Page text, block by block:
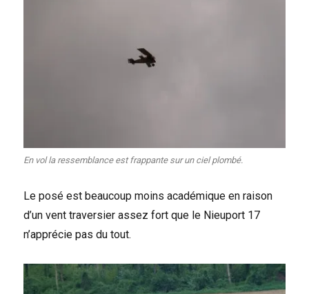
En vol la ressemblance est frappante sur un ciel plombé.
Le posé est beaucoup moins académique en raison
d’un vent traversier assez fort que le Nieuport 17
n’apprécie pas du tout.